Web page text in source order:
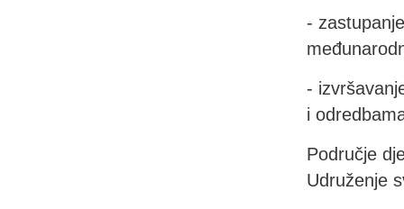
-
-
i
Područje
Udruženje